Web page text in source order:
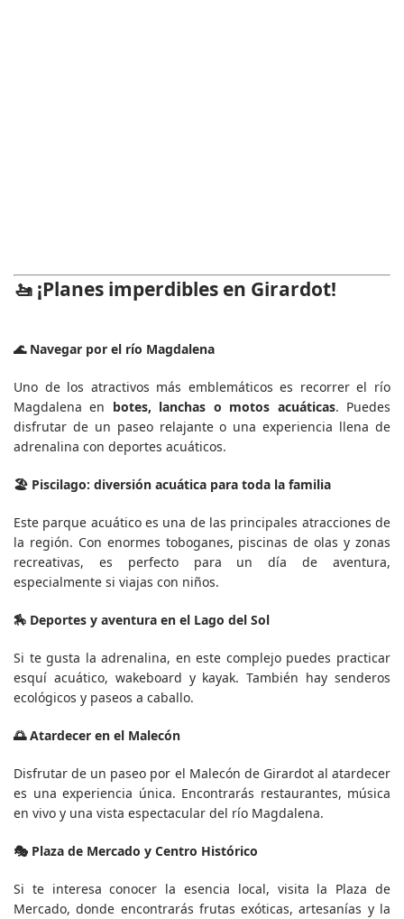
🚤 ¡Planes imperdibles en Girardot!
🌊 Navegar por el río Magdalena
Uno de los atractivos más emblemáticos es recorrer el río
Magdalena en botes, lanchas o motos acuáticas. Puedes
disfrutar de un paseo relajante o una experiencia llena de
adrenalina con deportes acuáticos.
🏖️ Piscilago: diversión acuática para toda la familia
Este parque acuático es una de las principales atracciones de
la región. Con enormes toboganes, piscinas de olas y zonas
recreativas, es perfecto para un día de aventura,
especialmente si viajas con niños.
🏇 Deportes y aventura en el Lago del Sol
Si te gusta la adrenalina, en este complejo puedes practicar
esquí acuático, wakeboard y kayak. También hay senderos
ecológicos y paseos a caballo.
🌅 Atardecer en el Malecón
Disfrutar de un paseo por el Malecón de Girardot al atardecer
es una experiencia única. Encontrarás restaurantes, música
en vivo y una vista espectacular del río Magdalena.
🎭 Plaza de Mercado y Centro Histórico
Si te interesa conocer la esencia local, visita la Plaza de
Mercado, donde encontrarás frutas exóticas, artesanías y la